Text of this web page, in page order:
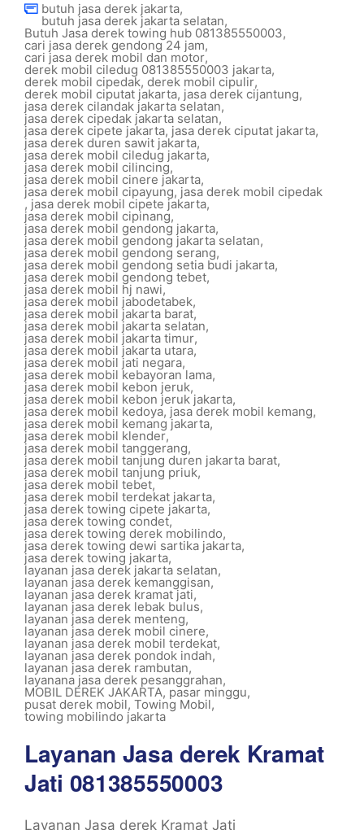
butuh jasa derek jakarta,
butuh jasa derek jakarta selatan,
Butuh Jasa derek towing hub 081385550003,
cari jasa derek gendong 24 jam,
cari jasa derek mobil dan motor,
derek mobil ciledug 081385550003 jakarta,
derek mobil cipedak, derek mobil cipulir,
derek mobil ciputat jakarta, jasa derek cijantung,
jasa derek cilandak jakarta selatan,
jasa derek cipedak jakarta selatan,
jasa derek cipete jakarta, jasa derek ciputat jakarta,
jasa derek duren sawit jakarta,
jasa derek mobil ciledug jakarta,
jasa derek mobil cilincing,
jasa derek mobil cinere jakarta,
jasa derek mobil cipayung, jasa derek mobil cipedak
, jasa derek mobil cipete jakarta,
jasa derek mobil cipinang,
jasa derek mobil gendong jakarta,
jasa derek mobil gendong jakarta selatan,
jasa derek mobil gendong serang,
jasa derek mobil gendong setia budi jakarta,
jasa derek mobil gendong tebet,
jasa derek mobil hj nawi,
jasa derek mobil jabodetabek,
jasa derek mobil jakarta barat,
jasa derek mobil jakarta selatan,
jasa derek mobil jakarta timur,
jasa derek mobil jakarta utara,
jasa derek mobil jati negara,
jasa derek mobil kebayoran lama,
jasa derek mobil kebon jeruk,
jasa derek mobil kebon jeruk jakarta,
jasa derek mobil kedoya, jasa derek mobil kemang,
jasa derek mobil kemang jakarta,
jasa derek mobil klender,
jasa derek mobil tanggerang,
jasa derek mobil tanjung duren jakarta barat,
jasa derek mobil tanjung priuk,
jasa derek mobil tebet,
jasa derek mobil terdekat jakarta,
jasa derek towing cipete jakarta,
jasa derek towing condet,
jasa derek towing derek mobilindo,
jasa derek towing dewi sartika jakarta,
jasa derek towing jakarta,
layanan jasa derek jakarta selatan,
layanan jasa derek kemanggisan,
layanan jasa derek kramat jati,
layanan jasa derek lebak bulus,
layanan jasa derek menteng,
layanan jasa derek mobil cinere,
layanan jasa derek mobil terdekat,
layanan jasa derek pondok indah,
layanan jasa derek rambutan,
layanana jasa derek pesanggrahan,
MOBIL DEREK JAKARTA, pasar minggu,
pusat derek mobil, Towing Mobil,
towing mobilindo jakarta
Layanan Jasa derek Kramat
Jati 081385550003
Layanan Jasa derek Kramat Jati